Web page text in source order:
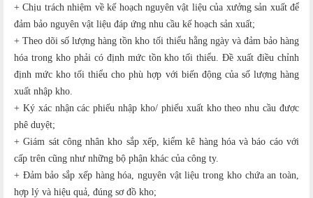
+ Chịu trách nhiệm về kế hoạch nguyên vật liệu của xưởng sản xuất để
đảm bảo nguyên vật liệu đáp ứng nhu cầu kế hoạch sản xuất;
+ Theo dõi số lượng hàng tồn kho tối thiểu hằng ngày và đảm bảo hàng
hóa trong kho phải có định mức tồn kho tối thiểu. Đề xuất điều chỉnh
định mức kho tối thiểu cho phù hợp với biến động của số lượng hàng
xuất nhập kho.
+ Ký xác nhận các phiếu nhập kho/ phiếu xuất kho theo nhu cầu được
phê duyệt;
+ Giám sát công nhân kho sắp xếp, kiểm kê hàng hóa và báo cáo với
cấp trên cũng như những bộ phận khác của công ty.
+ Đảm bảo sắp xếp hàng hóa, nguyên vật liệu trong kho chứa an toàn,
hợp lý và hiệu quả, đúng sơ đồ kho;